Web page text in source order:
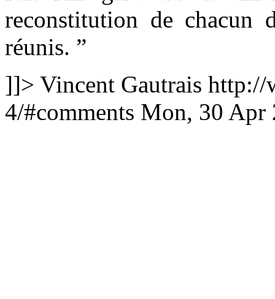
reconstitution de chacun
réunis. ”
]]> Vincent Gautrais http://
4/#comments Mon, 30 Apr